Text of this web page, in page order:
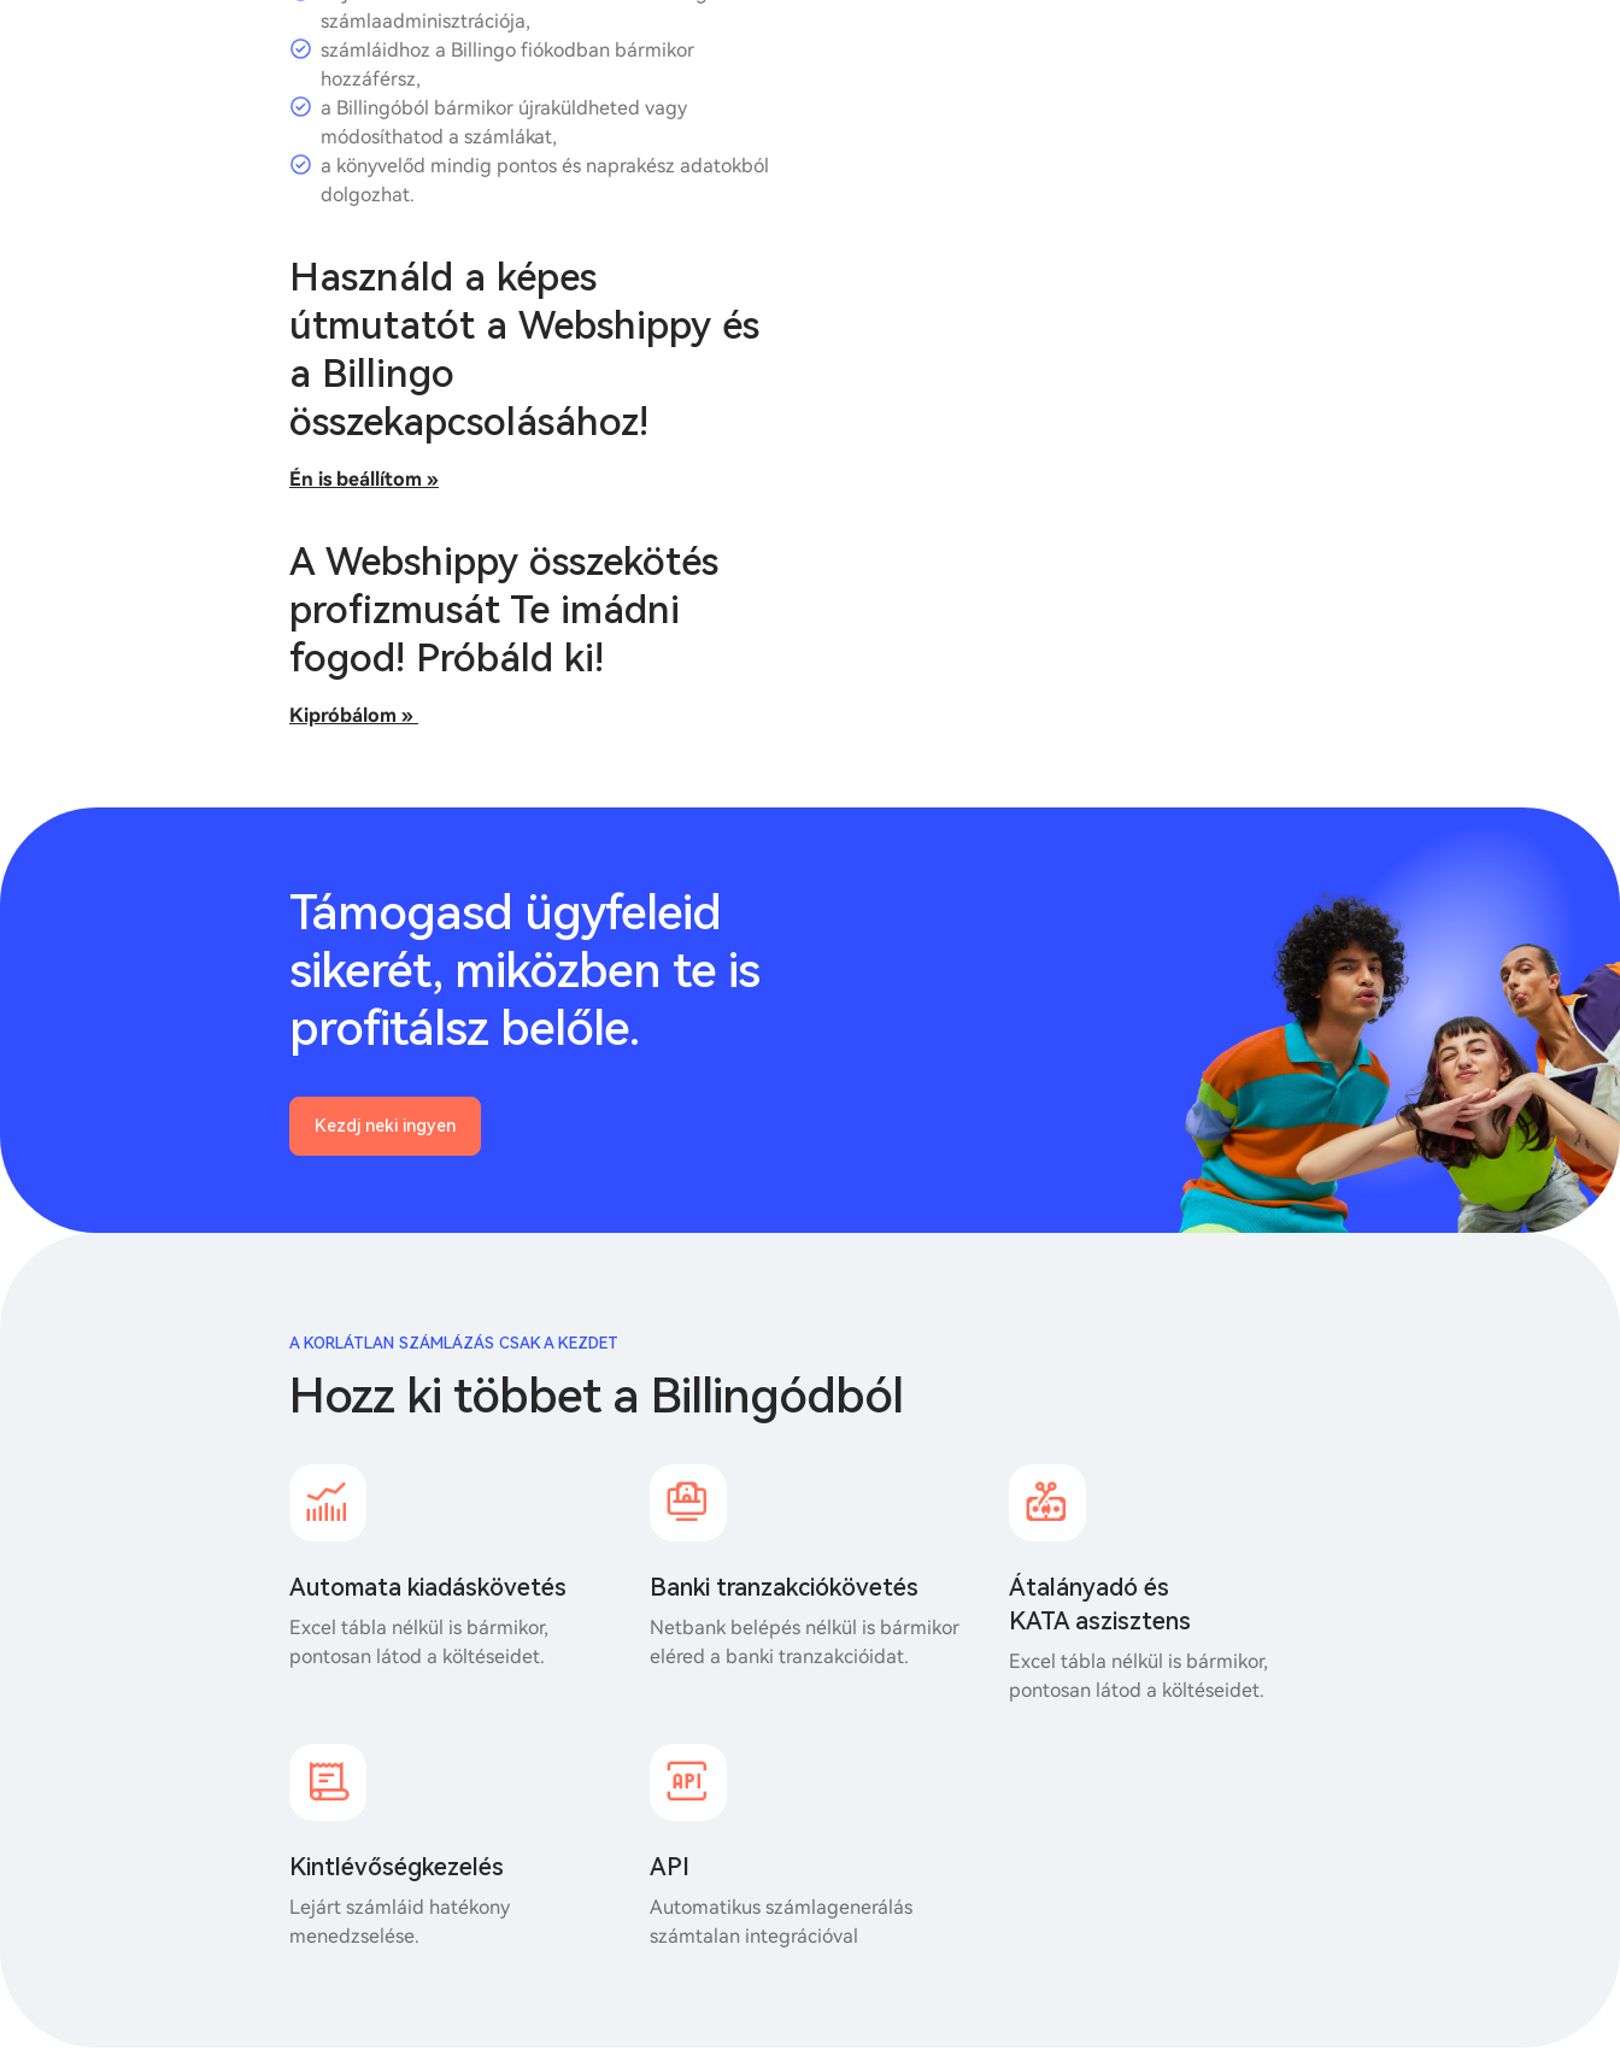
számlaadminisztrációja,
számláidhoz a Billingo fiókodban bármikor
hozzáférsz,
a Billingóból bármikor újraküldheted vagy
módosíthatod a számlákat,
a könyvelőd mindig pontos és naprakész adatokból
dolgozhat.
Használd a képes
útmutatót a Webshippy és
a Billingo
összekapcsolásához!
Én is beállítom »
A Webshippy összekötés
profizmusát Te imádni
fogod! Próbáld ki!
Kipróbálom »
Támogasd ügyfeleid
sikerét, miközben te is
profitálsz belőle.
Kezdj neki ingyen
A KORLÁTLAN SZÁMLÁZÁS CSAK A KEZDET
Hozz ki többet a Billingódból
Automata kiadáskövetés
Excel tábla nélkül is bármikor,
pontosan látod a költéseidet.
Banki tranzakciókövetés
Netbank belépés nélkül is bármikor
eléred a banki tranzakcióidat.
Átalányadó és
KATA aszisztens
Excel tábla nélkül is bármikor,
pontosan látod a költéseidet.
Kintlévőségkezelés
Lejárt számláid hatékony
menedzselése.
API
Automatikus számlagenerálás
számtalan integrációval